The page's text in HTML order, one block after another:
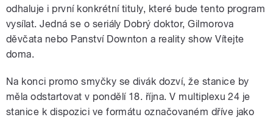
odhaluje i první konkrétní tituly, které bude tento program
vysílat. Jedná se o seriály Dobrý doktor, Gilmorova
děvčata nebo Panství Downton a reality show Vítejte
doma.
Na konci promo smyčky se divák dozví, že stanice by
měla odstartovat v pondělí 18. října. V multiplexu 24 je
stanice k dispozici ve formátu označovaném dříve jako